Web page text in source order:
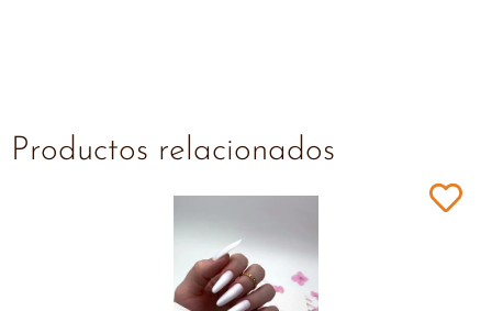
Productos relacionados